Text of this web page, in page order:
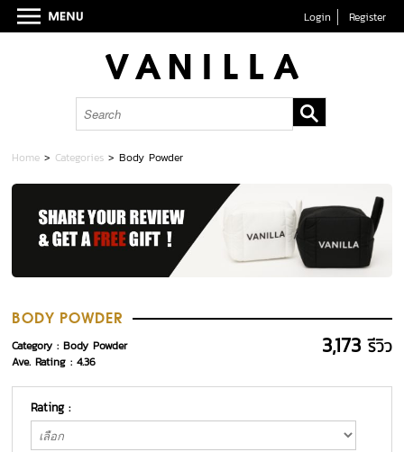
Login Register
Home > Categories >Body Powder
BODY POWDER
3,173 รีวิว
Category : Body Powder
Ave. Rating :4.36
Rating :